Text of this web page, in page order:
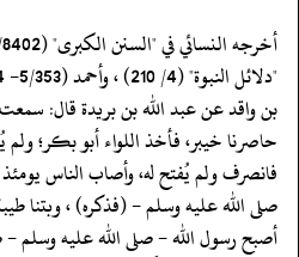
‏‏‏‏أخرجه النسائي في "السنن الكبرى" (5/109/8402) ، والبيهقي في
بن واقد عن عبد الله بن بريدة قال:
‏‏‏‏حاصرنا خيبر، فأخذ اللواء أبو بكر؛
فانصرف ولم يُفتح له، وأصاب الناس
صلى الله عليه وسلم - (فذكره) ، وبتنا
أصبح رسول الله - صلى الله عليه وسلم